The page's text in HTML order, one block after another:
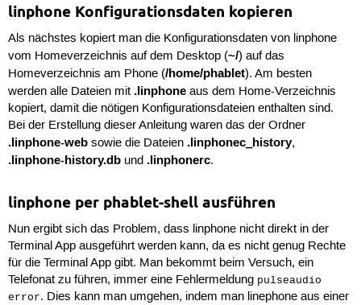
linphone Konfigurationsdaten kopieren
Als nächstes kopiert man die Konfigurationsdaten von linphone
vom Homeverzeichnis auf dem Desktop (~/) auf das
Homeverzeichnis am Phone (/home/phablet). Am besten
werden alle Dateien mit .linphoneaus dem Home-Verzeichnis
kopiert, damit die nötigen Konfigurationsdateien enthalten sind.
Bei der Erstellung dieser Anleitung waren das der Ordner
.linphone-websowie die Dateien .linphonec_history,
.linphone-history.dbund .linphonerc.
linphone per phablet-shell ausführen
Nun ergibt sich das Problem, dass linphone nicht direkt in der
Terminal App ausgeführt werden kann, da es nicht genug Rechte
für die Terminal App gibt. Man bekommt beim Versuch, ein
Telefonat zu führen, immer eine Fehlermeldung pulseaudio
error. Dies kann man umgehen, indem man linephone aus einer